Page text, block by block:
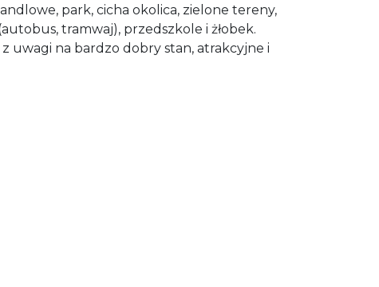
park, cicha okolica, zielone tereny,
tramwaj), przedszkole i żłobek.
uwagi na bardzo dobry stan, atrakcyjne i